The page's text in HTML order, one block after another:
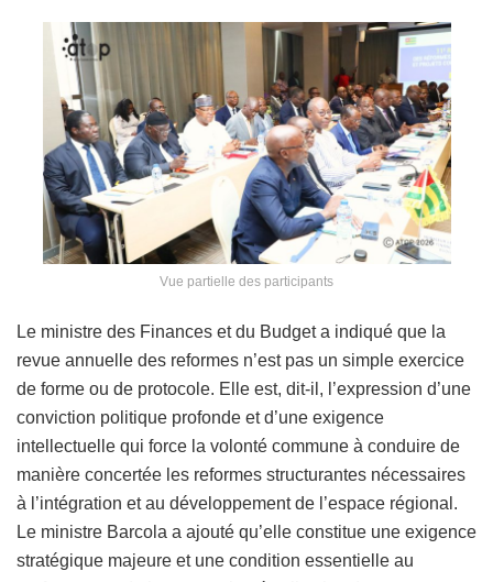
Vue partielle des participants
Le ministre des Finances et du Budget a indiqué que la
revue annuelle des reformes n’est pas un simple exercice
de forme ou de protocole. Elle est, dit-il, l’expression d’une
conviction politique profonde et d’une exigence
intellectuelle qui force la volonté commune à conduire de
manière concertée les reformes structurantes nécessaires
à l’intégration et au développement de l’espace régional.
Le ministre Barcola a ajouté qu’elle constitue une exigence
stratégique majeure et une condition essentielle au